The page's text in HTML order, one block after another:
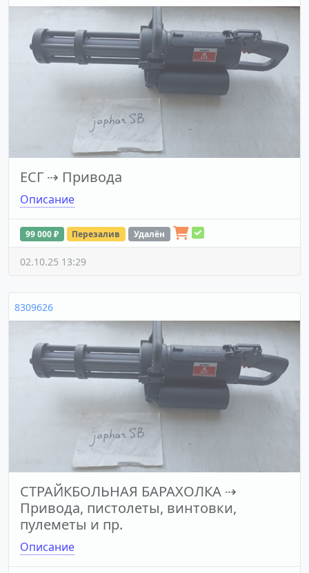
ЕСГ ⇢ Привода
Описание
99 000 ₽ Перезалив Удалён
02.10.25 13:29
8309626
СТРАЙКБОЛЬНАЯ БАРАХОЛКА ⇢
Привода, пистолеты, винтовки,
пулеметы и пр.
Описание